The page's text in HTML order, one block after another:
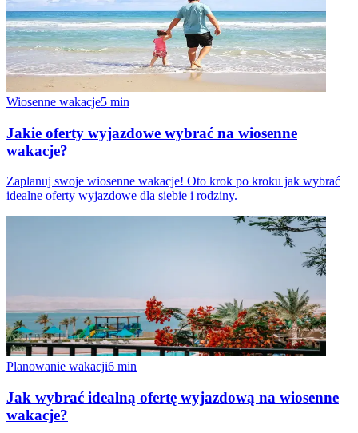
Wiosenne wakacje5 min
Jakie oferty wyjazdowe wybrać na wiosenne
wakacje?
Zaplanuj swoje wiosenne wakacje! Oto krok po kroku jak wybrać
idealne oferty wyjazdowe dla siebie i rodziny.
Planowanie wakacji6 min
Jak wybrać idealną ofertę wyjazdową na wiosenne
wakacje?